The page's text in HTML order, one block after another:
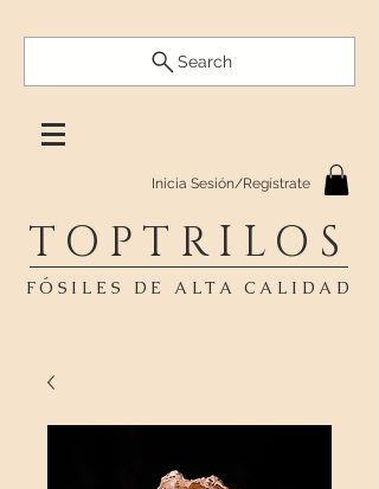
Search
Inicia Sesión/Regístrate
TOPTRILOS
FÓSILES DE ALTA CALIDAD